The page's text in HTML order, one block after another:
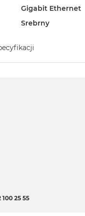
Gigabit Ethernet
Srebrny
100 25 55